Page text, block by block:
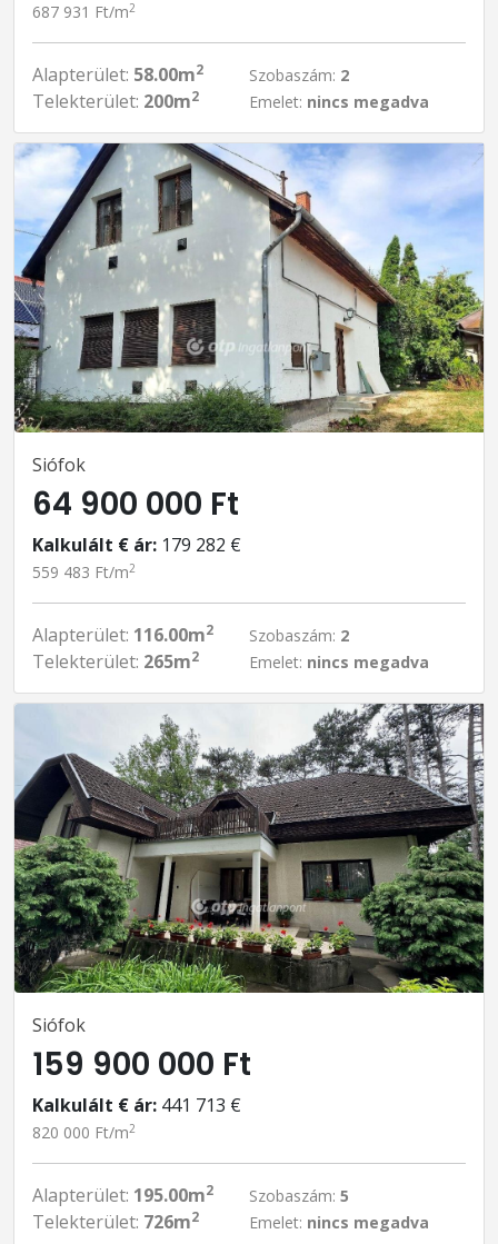
687 931 Ft/m2
Alapterület: 58.00m2
Telekterület: 200m2
Szobaszám: 2
Emelet: nincs megadva
Siófok
64 900 000 Ft
Kalkulált € ár: 179 282 €
559 483 Ft/m2
Alapterület: 116.00m2
Telekterület: 265m2
Szobaszám: 2
Emelet: nincs megadva
Siófok
159 900 000 Ft
Kalkulált € ár: 441 713 €
820 000 Ft/m2
Alapterület: 195.00m2
Telekterület: 726m2
Szobaszám: 5
Emelet: nincs megadva